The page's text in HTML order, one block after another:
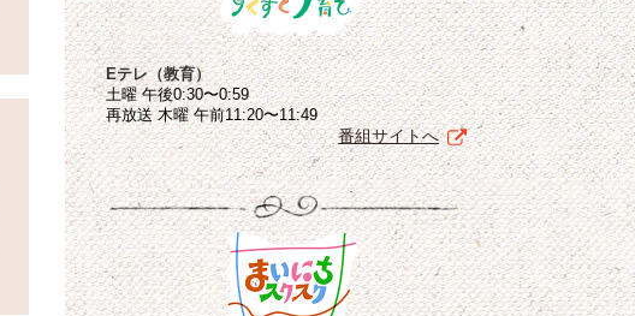
Eテレ（教育）
土曜 午後0:30〜0:59
再放送 木曜 午前11:20〜11:49
番組サイトへ